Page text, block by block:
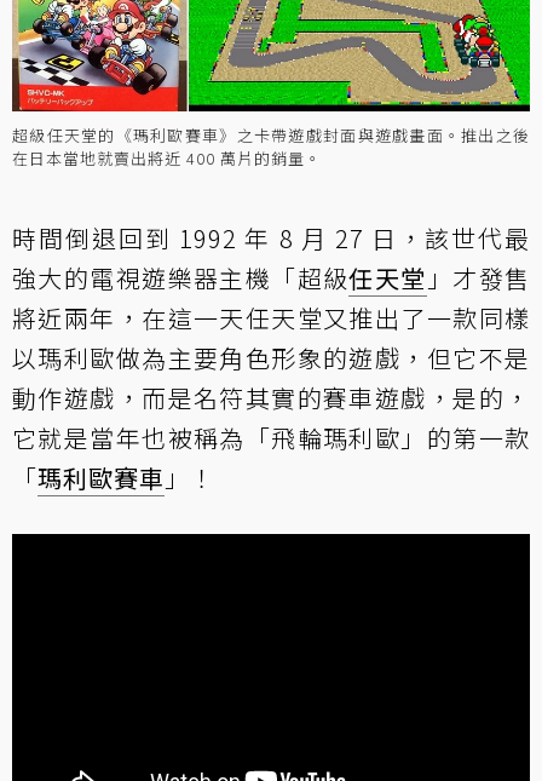
超級任天堂的《瑪利歐賽車》之卡帶遊戲封面與遊戲畫面。推出之後
在日本當地就賣出將近 400 萬片的銷量。
時間倒退回到 1992 年 8 月 27 日，該世代最
強大的電視遊樂器主機「超級任天堂 」才發售
將近兩年，在這一天任天堂又推出了一款同樣
以瑪利歐做為主要角色形象的遊戲，但它不是
動作遊戲，而是名符其實的賽車遊戲，是的，
它就是當年也被稱為「飛輪瑪利歐」的第一款
「瑪利歐賽車 」！